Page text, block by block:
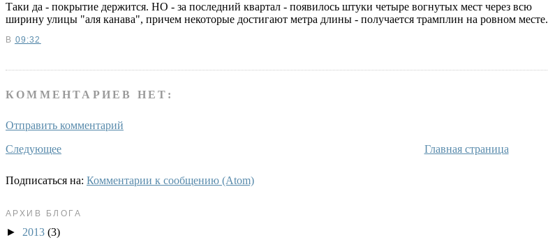
Таки да - покрытие держится. НО - за последний квартал - появилось штуки четыре вогнутых мест через всю
ширину улицы "аля канава", причем некоторые достигают метра длины - получается трамплин на ровном месте.
В 09:32
КОММЕНТАРИЕВ НЕТ:
Отправить комментарий
Следующее
Главная страница
Подписаться на: Комментарии к сообщению (Atom)
АРХИВ БЛОГА
► 2013 (3)